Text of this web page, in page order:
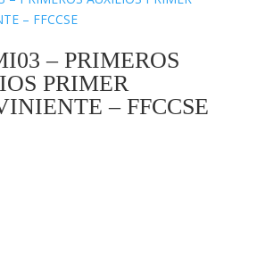
– PRIMEROS
PRIMER
– FFCCSE